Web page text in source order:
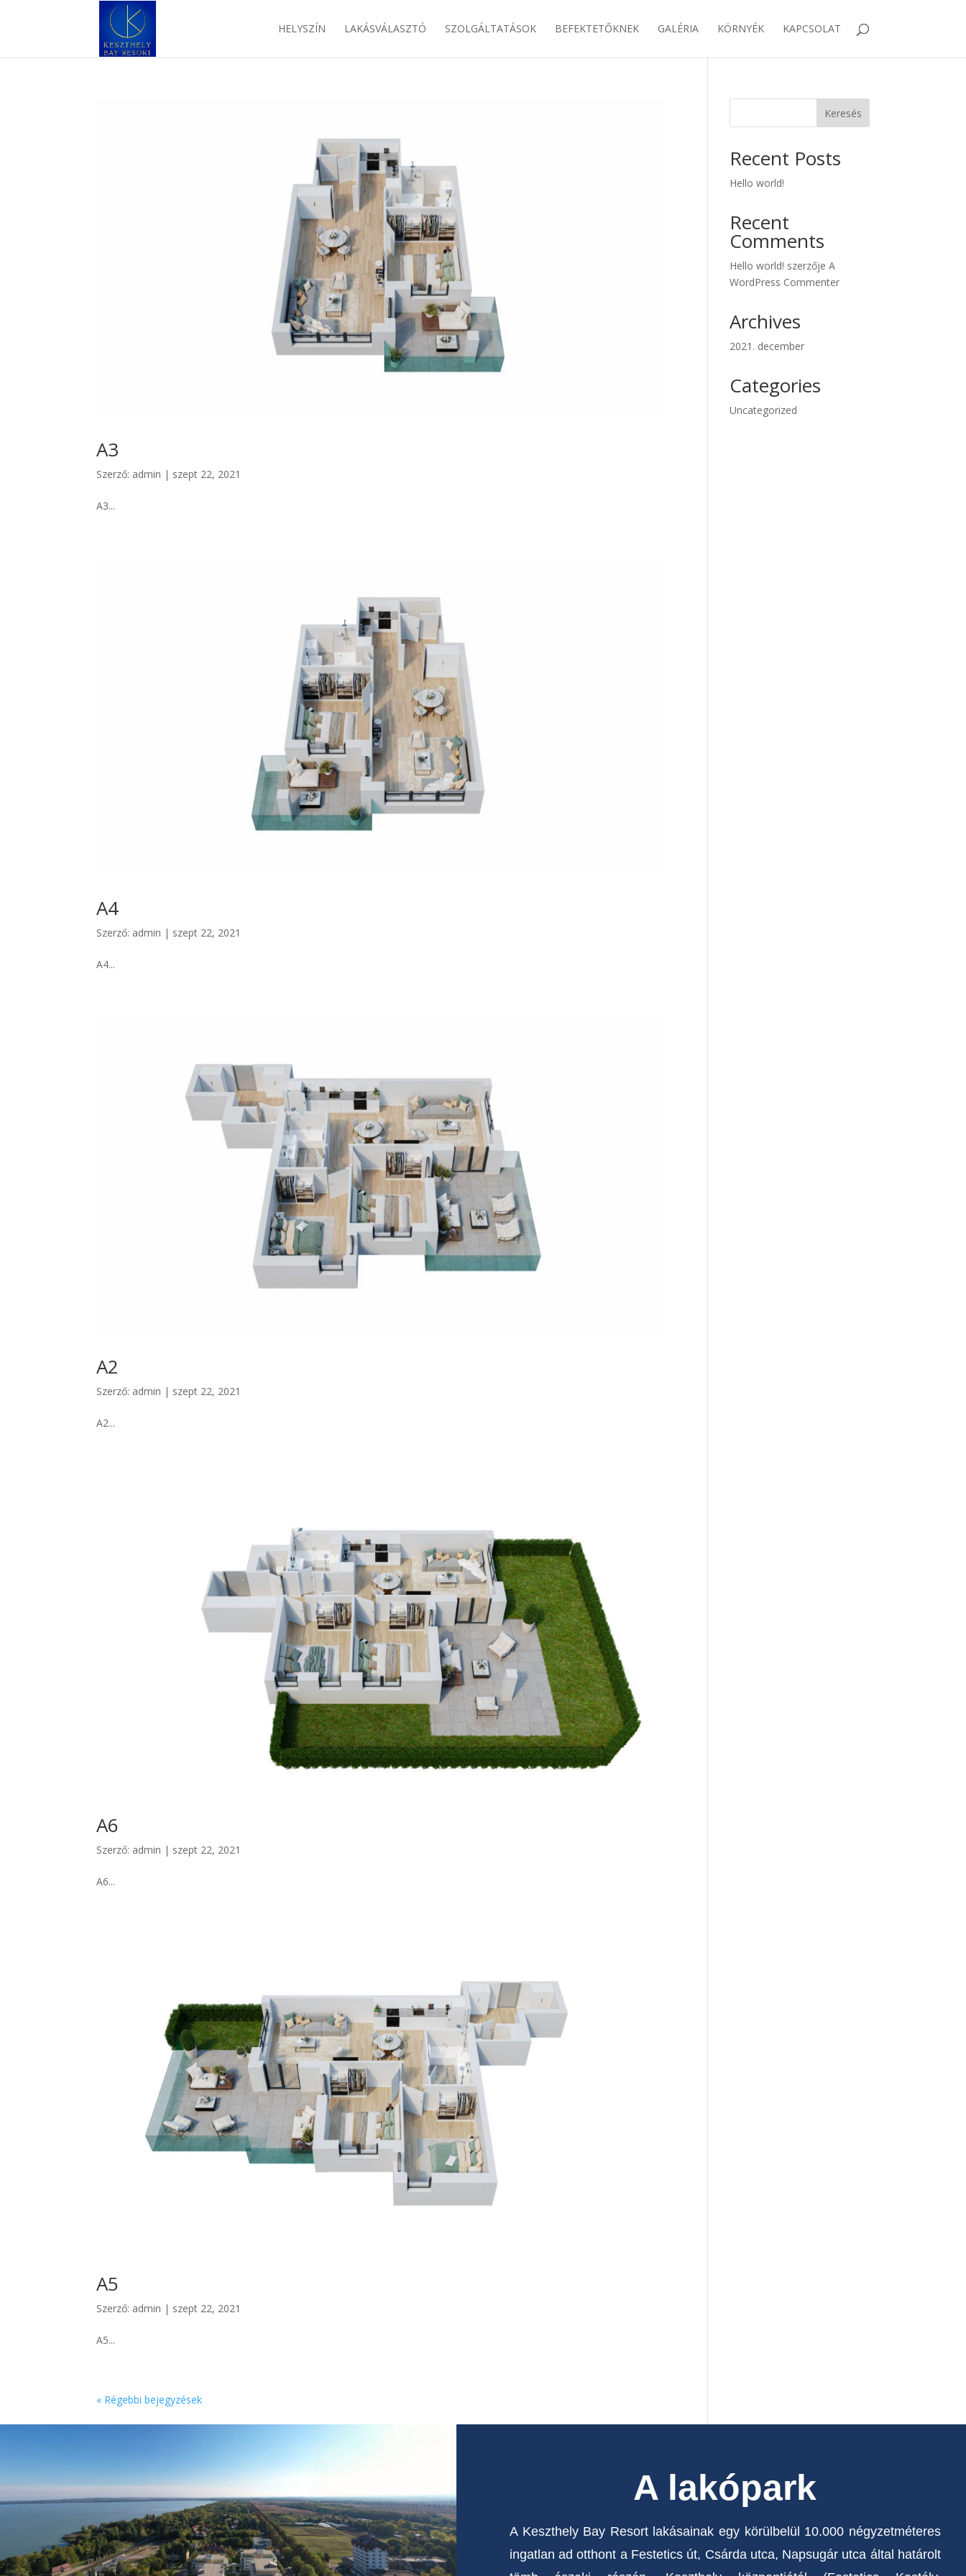
HELYSZÍN LAKÁSVÁLASZTÓ SZOLGÁLTATÁSOK BEFEKTETŐKNEK GALÉRIA KÖRNYÉK KAPCSOLAT
A3
Szerző: admin | szept 22, 2021
A3...
A4
Szerző: admin | szept 22, 2021
A4...
A2
Szerző: admin | szept 22, 2021
A2...
A6
Szerző: admin | szept 22, 2021
A6...
A5
Szerző: admin | szept 22, 2021
A5...
« Régebbi bejegyzések
Keresés
Recent Posts
Hello world!
Recent
Comments
Hello world! szerzőjeA
WordPress Commenter
Archives
2021. december
Categories
Uncategorized
A lakópark
A Keszthely Bay Resort lakásainak egy körülbelül 10.000 négyzetméteres
ingatlan ad otthont a Festetics út, Csárda utca, Napsugár utca által határolt